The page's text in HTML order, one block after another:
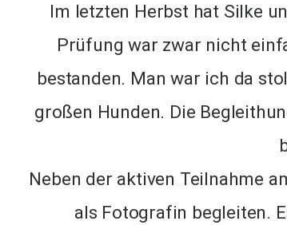
Im letzten Herbst hat Silke
Prüfung war zwar nicht
bestanden. Man war ich da
großen Hunden. Die
Neben der aktiven Teilnahme
als Fotografin begleiten.